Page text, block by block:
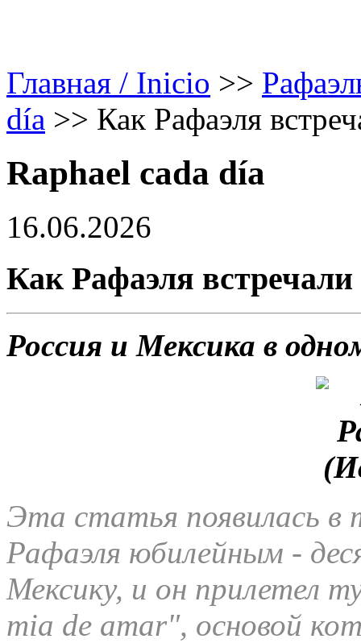
Главная / Inicio >>
día >> Как Рафаэля
Raphael cada día
16.06.2026
Как Рафаэля
Россия и Мексика в
Эта статья появилась в
Рафаэля юбилейным -
Мексику, и он прилетел
mia de amar", основой